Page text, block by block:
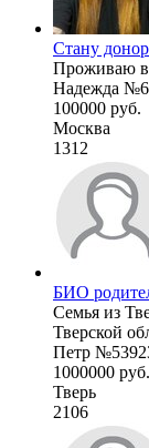
Стану
Проживаю в
Надежда
100000 руб.
Москва
1312
БИО
Семья из
Тверской
Петр
1000000 руб.
Тверь
2106